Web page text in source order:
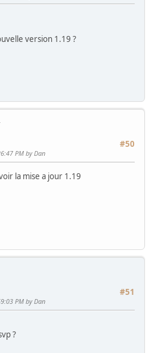
version 1.19 ?
#50
PM by Dan
la mise a jour 1.19
#51
PM by Dan
?